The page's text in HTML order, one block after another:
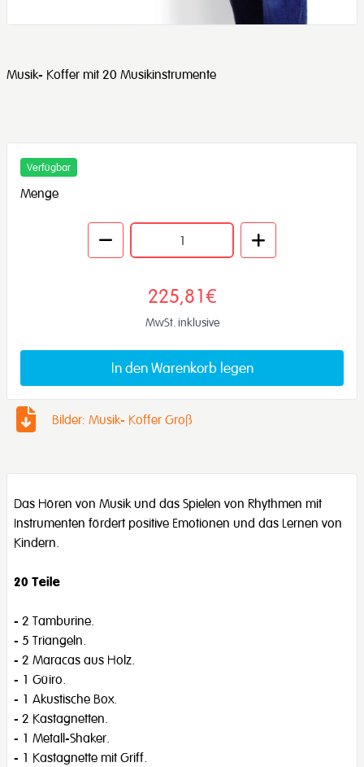
Musik- Koffer mit 20 Musikinstrumente
Verfügbar
Menge
225,81€
MwSt. inklusive
In den Warenkorb legen
Bilder: Musik- Koffer Groß
Das Hören von Musik und das Spielen von Rhythmen mit
Instrumenten fördert positive Emotionen und das Lernen von
Kindern.
20 Teile
- 2 Tamburine.
- 5 Triangeln.
- 2 Maracas aus Holz.
- 1 Güiro.
- 1 Akustische Box.
- 2 Kastagnetten.
- 1 Metall-Shaker.
- 1 Kastagnette mit Griff.